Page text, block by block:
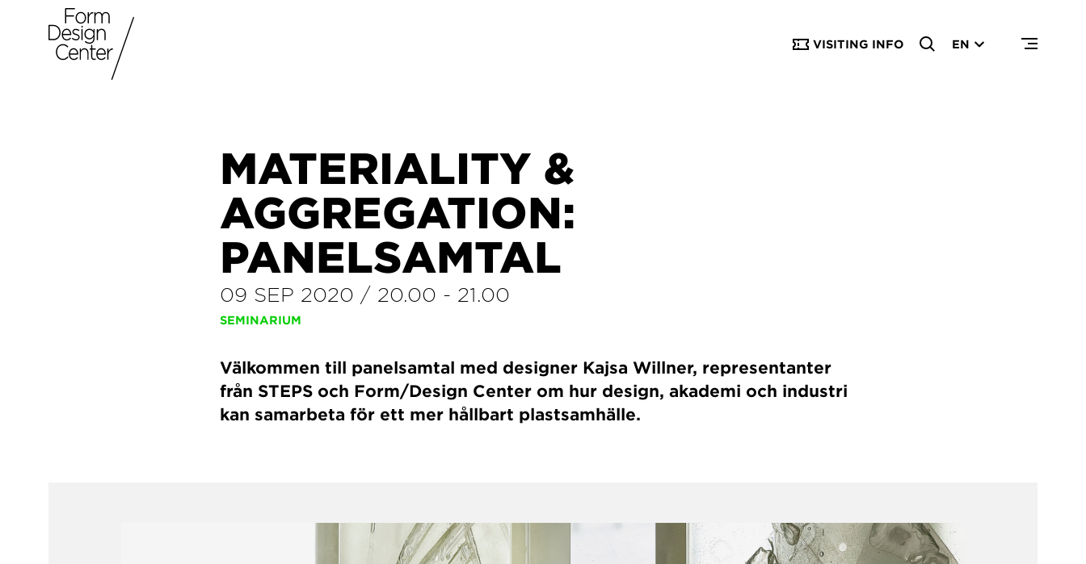
VISITING INFO EN
MATERIALITY &
AGGREGATION:
PANELSAMTAL
09 SEP 2020 / 20.00 - 21.00
SEMINARIUM
Välkommen till panelsamtal med designer Kajsa Willner, representanter
från STEPS och Form/Design Center om hur design, akademi och industri
kan samarbeta för ett mer hållbart plastsamhälle.